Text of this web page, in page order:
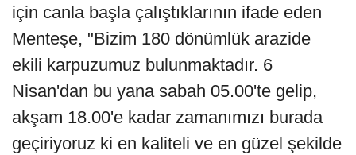
için canla başla çalıştıklarının ifade eden
Menteşe, "Bizim 180 dönümlük arazide
ekili karpuzumuz bulunmaktadır. 6
Nisan'dan bu yana sabah 05.00'te gelip,
akşam 18.00'e kadar zamanımızı burada
geçiriyoruz ki en kaliteli ve en güzel şekilde